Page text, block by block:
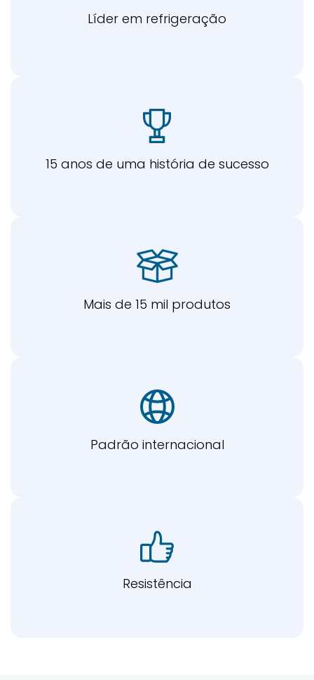
Líder em refrigeração
15 anos de uma história de sucesso
Mais de 15 mil produtos
Padrão internacional
Resistência